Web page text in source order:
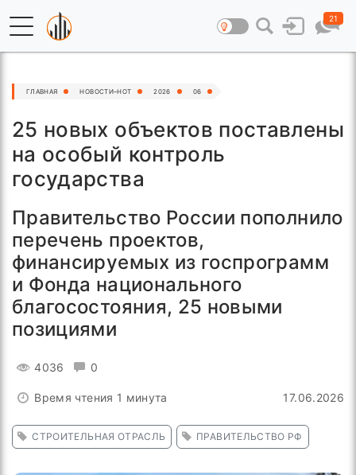
21
ГЛАВНАЯ НОВОСТИ–HOT 2026 06
25 новых объектов поставлены
на особый контроль
государства
Правительство России пополнило
перечень проектов,
финансируемых из госпрограмм
и Фонда национального
благосостояния, 25 новыми
позициями
4036 0
Время чтения 1 минута 17.06.2026
СТРОИТЕЛЬНАЯ ОТРАСЛЬ ПРАВИТЕЛЬСТВО РФ